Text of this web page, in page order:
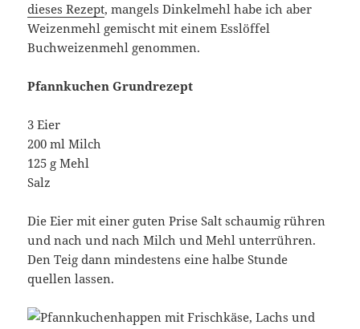
dieses Rezept, mangels Dinkelmehl habe ich aber
Weizenmehl gemischt mit einem Esslöffel
Buchweizenmehl genommen.
Pfannkuchen Grundrezept
3 Eier
200 ml Milch
125 g Mehl
Salz
Die Eier mit einer guten Prise Salt schaumig rühren
und nach und nach Milch und Mehl unterrühren.
Den Teig dann mindestens eine halbe Stunde
quellen lassen.